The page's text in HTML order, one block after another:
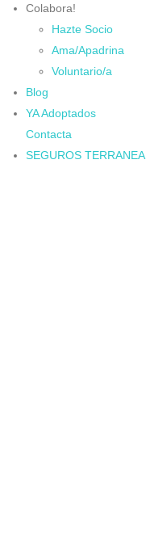
Colabora!
Hazte Socio
Ama/Apadrina
Voluntario/a
Blog
YA Adoptados
Contacta
SEGUROS TERRANEA